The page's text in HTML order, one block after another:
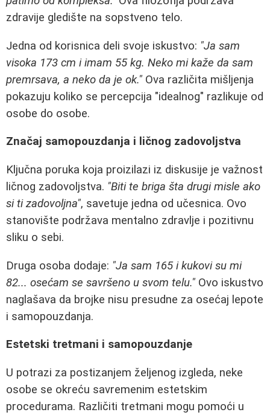
zdravije gledište na sopstveno telo.
Jedna od korisnica deli svoje iskustvo: "Ja sam
visoka 173 cm i imam 55 kg. Neko mi kaže da sam
premrsava, a neko da je ok." Ova različita mišljenja
pokazuju koliko se percepcija "idealnog" razlikuje od
osobe do osobe.
Značaj samopouzdanja i ličnog zadovoljstva
Ključna poruka koja proizilazi iz diskusije je važnost
ličnog zadovoljstva. "Biti te briga šta drugi misle ako
si ti zadovoljna", savetuje jedna od učesnica. Ovo
stanovište podržava mentalno zdravlje i pozitivnu
sliku o sebi.
Druga osoba dodaje: "Ja sam 165 i kukovi su mi
82... osećam se savršeno u svom telu." Ovo iskustvo
naglašava da brojke nisu presudne za osećaj lepote
i samopouzdanja.
Estetski tretmani i samopouzdanje
U potrazi za postizanjem željenog izgleda, neke
osobe se okreću savremenim estetskim
procedurama. Različiti tretmani mogu pomoći u